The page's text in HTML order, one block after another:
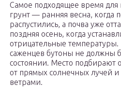
Самое подходящее время для
грунт — ранняя весна, когда
распустились, а почва уже
поздняя осень, когда
отрицательные
саженцев бутоны не должны
состоянии. Место подбирают
от прямых солнечных лучей и
ветрами.